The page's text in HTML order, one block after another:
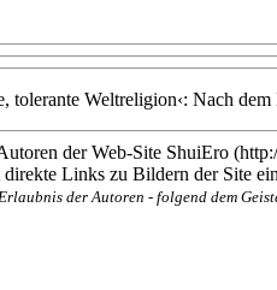
tolerante Weltreligion‹: Nach
der Web-Site ShuiEro
Links zu Bildern der Site
der Autoren - folgend dem